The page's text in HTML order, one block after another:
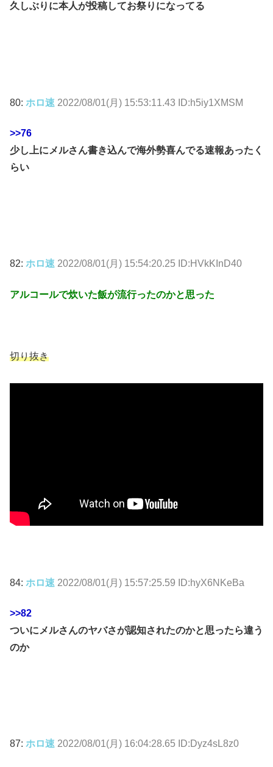
久しぶりに本人が投稿してお祭りになってる
80: ホロ速 2022/08/01(月) 15:53:11.43 ID:h5iy1XMSM
>>76
少し上にメルさん書き込んで海外勢喜んでる速報あったく
らい
82: ホロ速 2022/08/01(月) 15:54:20.25 ID:HVkKInD40
アルコールで炊いた飯が流行ったのかと思った
切り抜き
84: ホロ速 2022/08/01(月) 15:57:25.59 ID:hyX6NKeBa
>>82
ついにメルさんのヤバさが認知されたのかと思ったら違う
のか
87: ホロ速 2022/08/01(月) 16:04:28.65 ID:Dyz4sL8z0